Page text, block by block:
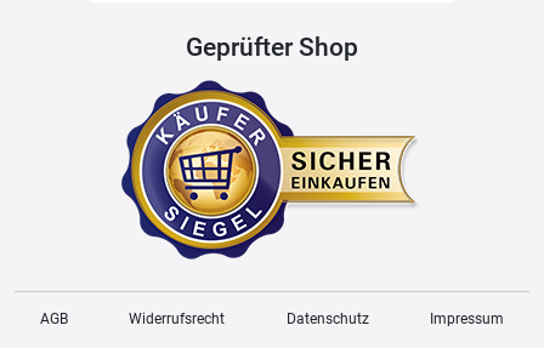
Geprüfter Shop
AGB Widerrufsrecht Datenschutz Impressum